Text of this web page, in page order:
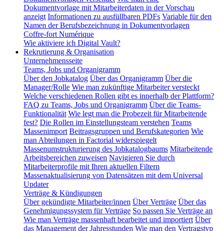
Dokumentvorlage mit Mitarbeiterdaten in der Vorschau
anzeigt Informationen zu ausfüllbaren PDFs Variable für den
Namen der Berufsbezeichnung in Dokumentvorlagen
Coffre-fort Numérique
Wie aktiviere ich Digital Vault?
Rekrutierung & Organisation
Unternehmensseite
Teams, Jobs und Organigramm
Über den Jobkatalog Über das Organigramm Über die
Manager/Rolle Wie man zukünftige Mitarbeiter versteckt
Welche verschiedenen Rollen gibt es innerhalb der Plattform?
FAQ zu Teams, Jobs und Organigramm Über die Teams-
Funktionalität Wie legt man die Probezeit für Mitarbeitende
fest? Die Rollen im Einstellungsteam verstehen Teams
Massenimport Beitragsgruppen und Berufskategorien Wie
man Abteilungen in Factorial widerspiegelt
Massenumstrukturierung des Jobkatalogbaums Mitarbeitende
Arbeitsbereichen zuweisen Navigieren Sie durch
Mitarbeiterprofile mit Ihren aktuellen Filtern
Massenaktualisierung von Datensätzen mit dem Universal
Updater
Verträge & Kündigungen
Über gekündigte Mitarbeiter/innen Über Verträge Über das
Genehmigungssystem für Verträge So passen Sie Verträge an
Wie man Verträge massenhaft bearbeitet und importiert Über
das Management der Jahresstunden Wie man den Vertragstyp